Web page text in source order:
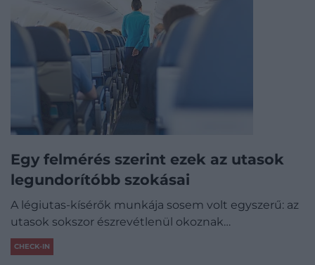
Egy felmérés szerint ezek az utasok
legundorítóbb szokásai
A légiutas-kísérők munkája sosem volt egyszerű: az
utasok sokszor észrevétlenül okoznak…
CHECK-IN